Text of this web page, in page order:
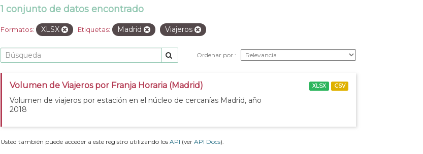
1 conjunto de datos encontrado
Formatos: XLSX Etiquetas: Madrid Viajeros
Ordenar por
Volumen de Viajeros por Franja Horaria (Madrid)
Volumen de viajeros por estación en el núcleo de cercanías Madrid, año
2018
XLSX CSV
Usted también puede acceder a este registro utilizando los API (ver API Docs).